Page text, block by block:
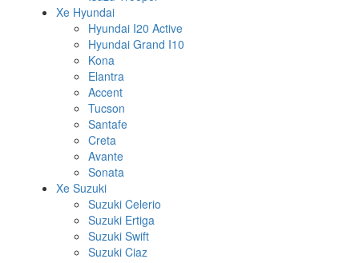
Xe Hyundai
Hyundai I20 Active
Hyundai Grand I10
Kona
Elantra
Accent
Tucson
Santafe
Creta
Avante
Sonata
Xe Suzuki
Suzuki Celerio
Suzuki Ertiga
Suzuki Swift
Suzuki Ciaz